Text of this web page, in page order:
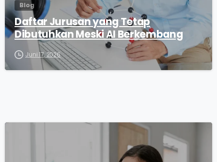
Blog
Daftar Jurusan yang Tetap
Dibutuhkan Meski AI Berkembang
Juni 17, 2026